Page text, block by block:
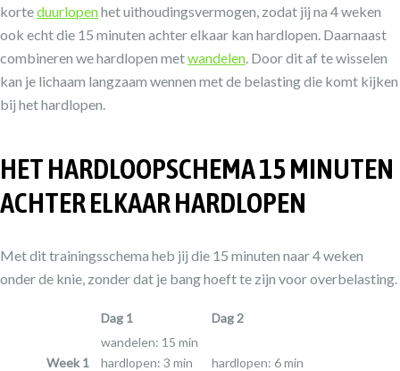
korteduurlopenhet uithoudingsvermogen, zodat jij na 4 weken
ook echt die 15 minuten achter elkaar kan hardlopen. Daarnaast
combineren we hardlopen metwandelen. Door dit af te wisselen
kan je lichaam langzaam wennen met de belasting die komt kijken
bij het hardlopen.
HET HARDLOOPSCHEMA 15 MINUTEN
ACHTER ELKAAR HARDLOPEN
Met dit trainingsschema heb jij die 15 minuten naar 4 weken
onder de knie, zonder dat je bang hoeft te zijn voor overbelasting.
Dag 1 Dag 2
Week 1
wandelen: 15 min
hardlopen: 3 min
hardlopen: 6 min